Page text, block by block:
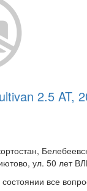
2.5 AT,
ул. 50 лет
все